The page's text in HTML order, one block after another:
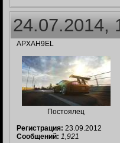
24.07.2014,
APXAH9EL
Постоялец
Регистрация: 23.09.2012
Сообщений: 1,921